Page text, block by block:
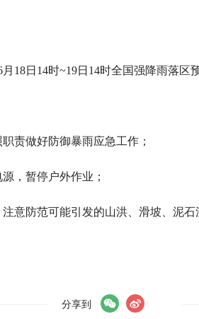
月18日14时~19日14时全国强降雨落区
责做好防御暴雨应急工作；
，暂停户外作业；
意防范可能引发的山洪、滑坡、泥石
分享到